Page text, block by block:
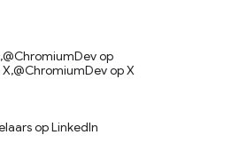
op
op X
op LinkedIn